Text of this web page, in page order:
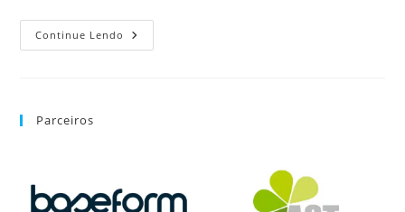
Continue Lendo
Parceiros